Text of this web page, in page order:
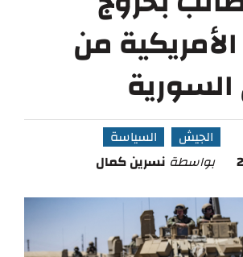
من
السورية
الجيش
السياسة
بواسطة نسرين كمال